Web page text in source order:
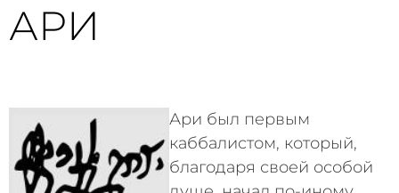
АРИ
Ари был первым
каббалистом, который,
благодаря своей особой